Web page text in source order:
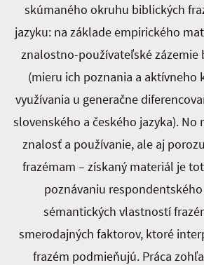
skúmaného okruhu biblických
jazyku: na základe empirického
znalostno-používateľské zázemie
(mieru ich poznania a aktívneho
využívania u generačne
slovenského a českého jazyka). No
znalosť a používanie, ale aj
frazémam – získaný materiál je
poznávaniu
sémantických vlastností
smerodajných faktorov, ktoré
frazém podmieňujú. Práca